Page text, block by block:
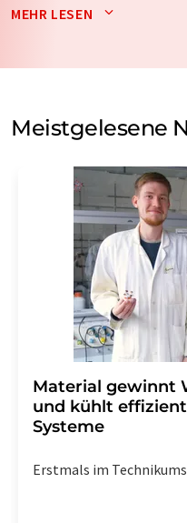
Newsletter per E-Mail
auf Basis unserer
Meinungsforschung per E-
Einwilligung können Sie
Str. 2, 12489 Berlin oder
widerruf@lumitos.commit
widerrufen. Zudem ist in
Abbestellung des
enthalten.
MEHR LESEN
Meistgelesene
Material gewinnt
und kühlt
Systeme
Erstmals im